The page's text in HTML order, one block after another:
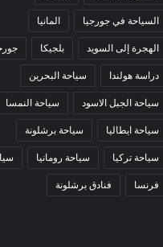
السياحة في جورجيا المانيا
الهجرة إلى السويد بلجيكا
دراسة هولندا سياحة البحرين
سياحة الجبل الاسود سياحة النمسا
سياحة ايطاليا سياحة برشلونة
سياحة تركيا سياحة رومانيا
فرنسا فنادق برشلونة